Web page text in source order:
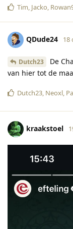
Tim, Jacko,
QDude24 18
Dutch23
De
van hier tot de
Dutch23, Neoxl,
kraakstoel